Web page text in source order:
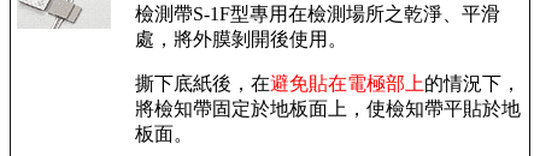
檢測帶S-1F型專用在檢測場所之乾淨、平滑
處，將外膜剝開後使用。
撕下底紙後，在避免貼在電極部上的情況下，
將檢知帶固定於地板面上，使檢知帶平貼於地
板面。